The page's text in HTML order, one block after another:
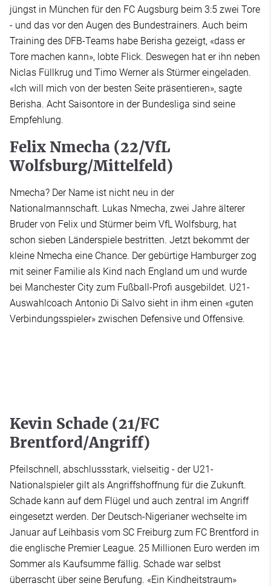
jüngst in München für den FC Augsburg beim 3:5 zwei Tore
- und das vor den Augen des Bundestrainers. Auch beim
Training des DFB-Teams habe Berisha gezeigt, «dass er
Tore machen kann», lobte Flick. Deswegen hat er ihn neben
Niclas Füllkrug und Timo Werner als Stürmer eingeladen.
«Ich will mich von der besten Seite präsentieren», sagte
Berisha. Acht Saisontore in der Bundesliga sind seine
Empfehlung.
Felix Nmecha (22/VfL
Wolfsburg/Mittelfeld)
Nmecha? Der Name ist nicht neu in der
Nationalmannschaft. Lukas Nmecha, zwei Jahre älterer
Bruder von Felix und Stürmer beim VfL Wolfsburg, hat
schon sieben Länderspiele bestritten. Jetzt bekommt der
kleine Nmecha eine Chance. Der gebürtige Hamburger zog
mit seiner Familie als Kind nach England um und wurde
bei Manchester City zum Fußball-Profi ausgebildet. U21-
Auswahlcoach Antonio Di Salvo sieht in ihm einen «guten
Verbindungsspieler» zwischen Defensive und Offensive.
Kevin Schade (21/FC
Brentford/Angriff)
Pfeilschnell, abschlussstark, vielseitig - der U21-
Nationalspieler gilt als Angriffshoffnung für die Zukunft.
Schade kann auf dem Flügel und auch zentral im Angriff
eingesetzt werden. Der Deutsch-Nigerianer wechselte im
Januar auf Leihbasis vom SC Freiburg zum FC Brentford in
die englische Premier League. 25 Millionen Euro werden im
Sommer als Kaufsumme fällig. Schade war selbst
überrascht über seine Berufung. «Ein Kindheitstraum»